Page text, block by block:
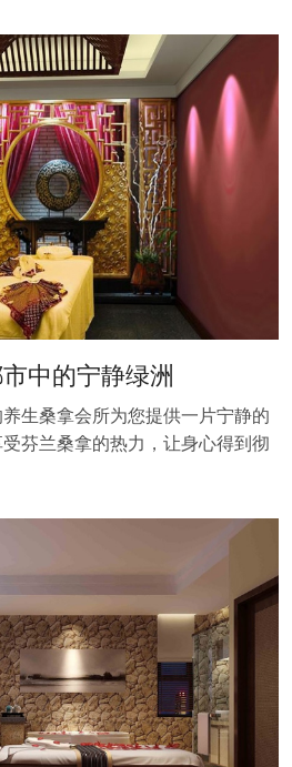
中的宁静绿洲
生桑拿会所为您提供一片宁静的
芬兰桑拿的热力，让身心得到彻